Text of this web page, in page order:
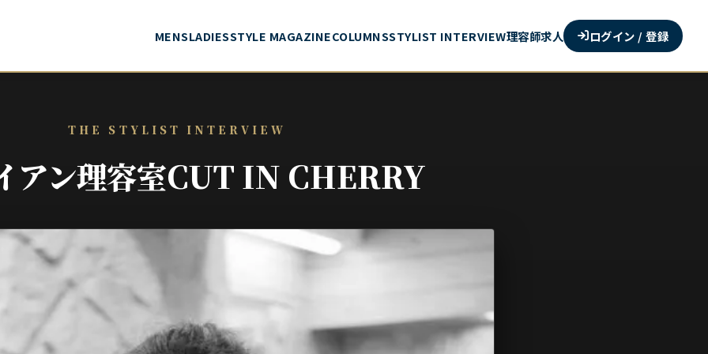
MENSLADIESSTYLE MAGAZINECOLUMNSSTYLIST INTERVIEW理容師求人 ログイン / 登録
THE STYLIST INTERVIEW
アン理容室CUT IN CHERRY